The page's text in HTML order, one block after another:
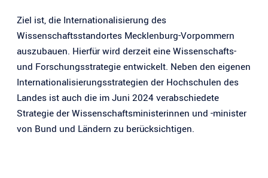
Ziel ist, die Internationalisierung des
Wissenschaftsstandortes Mecklenburg-Vorpommern
auszubauen. Hierfür wird derzeit eine Wissenschafts-
und Forschungsstrategie entwickelt. Neben den eigenen
Internationalisierungsstrategien der Hochschulen des
Landes ist auch die im Juni 2024 verabschiedete
Strategie der Wissenschaftsministerinnen und -minister
von Bund und Ländern zu berücksichtigen.